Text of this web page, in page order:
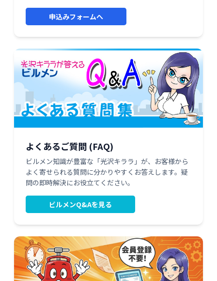
申込みフォームへ
よくあるご質問 (FAQ)
ビルメン知識が豊富な「光沢キララ」が、お客様から
よく寄せられる質問に分かりやすくお答えします。疑
問の即時解決にお役立てください。
ビルメンQ&Aを見る